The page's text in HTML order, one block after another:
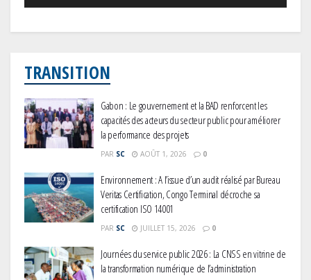
TRANSITION
Gabon : Le gouvernement et la BAD renforcent les
capacités des acteurs du secteur public pour améliorer
la performance des projets
PAR SC AOÛT 1, 2026 0
Environnement : A l’issue d’un audit réalisé par Bureau
Veritas Certification, Congo Terminal décroche sa
certification ISO 14001
PAR SC JUILLET 15, 2026 0
Journées du service public 2026 : La CNSS en vitrine de
la transformation numérique de l’administration